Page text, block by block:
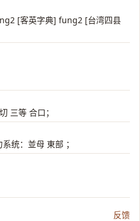
[客英字典] fung2 [台湾四县
三等 合口；
统：並母 東部 ；
反馈